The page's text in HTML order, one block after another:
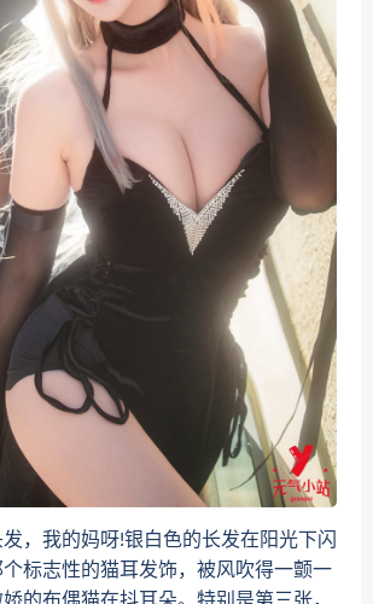
我的妈呀!银白色的长发在阳光下闪
标志性的猫耳发饰，被风吹得一颤一